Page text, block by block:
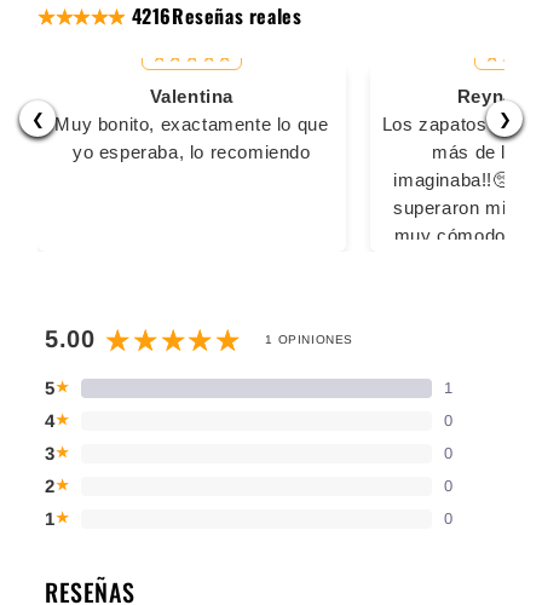
4216Reseñas reales
❮ ❯
Valentina
Muy bonito, exactamente lo que
yo esperaba, lo recomiendo
Reyna
Los zapatos son
más de lo
imaginaba!!🥺🥺
superaron mis
muy cómodos
ningún
comprar con
5.00 1 OPINIONES
5★ 1
4★ 0
3★ 0
2★ 0
1★ 0
RESEÑAS